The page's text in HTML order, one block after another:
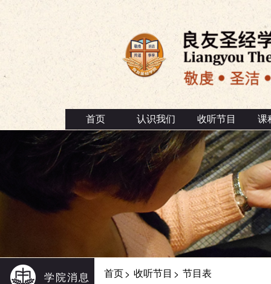
首页 认识我们 收听节目 课
学院消息 首页> 收听节目 > 节目表